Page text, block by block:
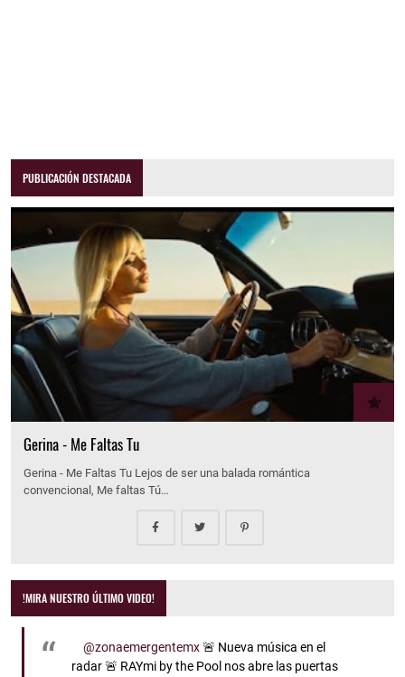
PUBLICACIÓN DESTACADA
Gerina - Me Faltas Tu
Gerina - Me Faltas Tu Lejos de ser una balada romántica
convencional, Me faltas Tú…
!MIRA NUESTRO ÚLTIMO VIDEO!
@zonaemergentemx🚨 Nueva música en el
radar 🚨 RAYmi by the Pool nos abre las puertas